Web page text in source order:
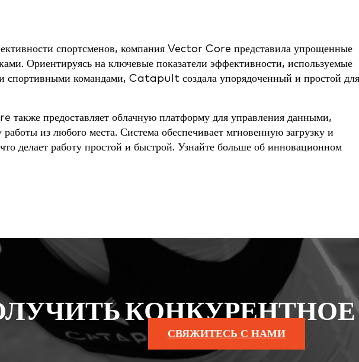
спортсменов, компания Vector Core представила упрощенные
Ориентируясь на ключевые показатели эффективности, используемые
спортивными командами, Catapult создала упорядоченный и простой для
предоставляет облачную платформу для управления данными,
работы из любого места. Система обеспечивает мгновенную загрузку и
делает работу простой и быстрой. Узнайте больше об инновационном
СВЯЖИТЕСЬ С НАМИ